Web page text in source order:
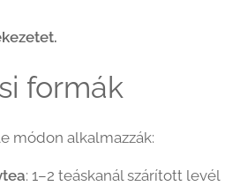
formák
módon alkalmazzák:
: 1–2 teáskanál szárított levél